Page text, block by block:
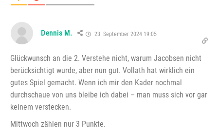
Dennis M. 23. September 2024 19:05
Glückwunsch an die 2. Verstehe nicht, warum Jacobsen nicht
berücksichtigt wurde, aber nun gut. Vollath hat wirklich ein
gutes Spiel gemacht. Wenn ich mir den Kader nochmal
durchschaue von uns bleibe ich dabei – man muss sich vor gar
keinem verstecken.
Mittwoch zählen nur 3 Punkte.